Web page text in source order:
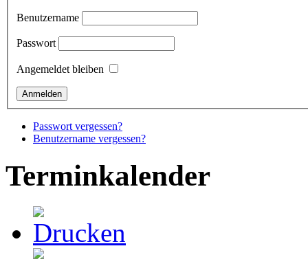
Benutzername
Passwort
Angemeldet bleiben
Passwort vergessen?
Benutzername vergessen?
Terminkalender